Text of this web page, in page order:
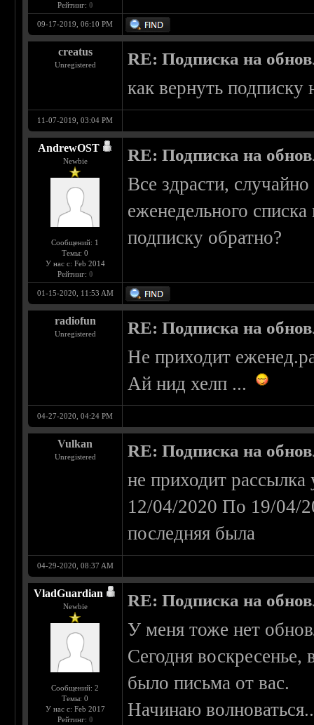
Рейтинг: 0
09-17-2019, 06:10 PM
creatus
Unregistered RE: Подписка на
как вернуть подписку
11-07-2019, 03:04 PM
AndrewOST
Newbie
Сообщений: 1
Темы: 0
У нас с: Feb 2014
Рейтинг: 0
RE: Подписка на
Все здрасти,
еженедельного
подписку обратно?
01-15-2020, 11:53 AM
radiofun
Unregistered RE: Подписка на
Не приходит
Ай нид хелп ...
04-27-2020, 04:24 PM
Vulkan
Unregistered RE: Подписка на
не приходит
12/04/2020 По 19/04/
последняя была
04-29-2020, 08:37 AM
VladGuardian
Newbie
Сообщений: 2
Темы: 0
У нас с: Feb 2017
Рейтинг: 0
RE: Подписка на
У меня тоже нет
Сегодня
было письма от вас.
Начинаю